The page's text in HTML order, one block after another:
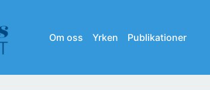
Om oss Yrken Publikationer